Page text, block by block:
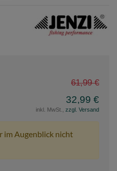
JENZI
61,99 €
32,99 €
inkl. MwSt., zzgl. Versand
im Augenblick nicht